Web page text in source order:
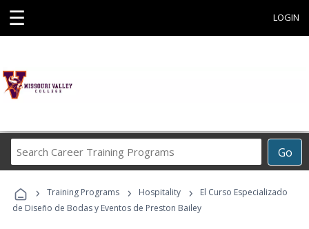
☰ LOGIN
Go
Career
Programs
› Training Programs › Hospitality ›
El Curso Especializado
de Diseño de Bodas y Eventos de Preston Bailey